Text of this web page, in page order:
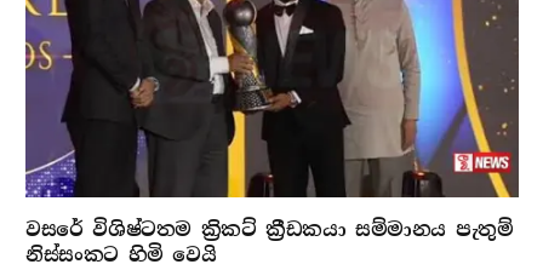
වසරේ විශිෂ්ටතම ක්‍රිකට් ක්‍රීඩකයා සම්මානය පැතුම්
නිස්සංකට හිමි වෙයි